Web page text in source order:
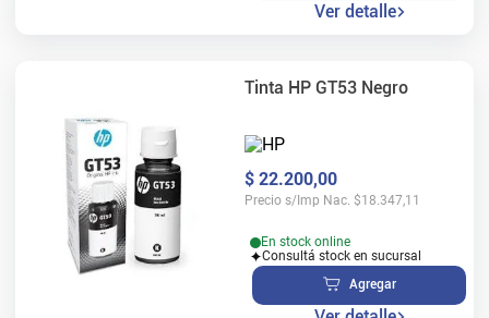
Ver detalle
Tinta HP GT53 Negro
$ 22.200,00
Precio s/Imp Nac. $18.347,11
En stock online
Consultá stock en sucursal
Agregar